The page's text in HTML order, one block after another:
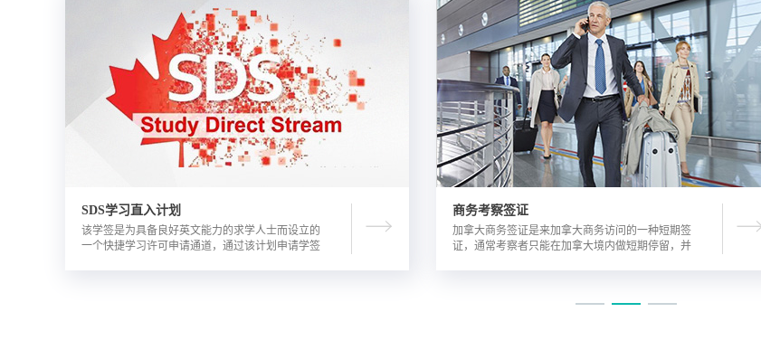
SDS学习直入计划
该学签是为具备良好英文能力的求学人士而设立的
一个快捷学习许可申请通道，通过该计划申请学签
商务考察签证
加拿大商务签证是来加拿大商务访问的一种短期签
证，通常考察者只能在加拿大境内做短期停留，并